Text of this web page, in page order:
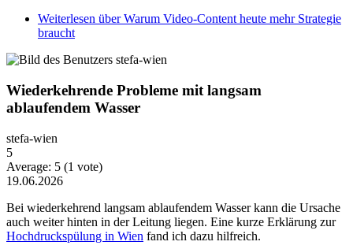
Weiterlesen über Warum Video-Content heute mehr Strategie
braucht
Wiederkehrende Probleme mit langsam
ablaufendem Wasser
stefa-wien
5
Average: 5 (1 vote)
19.06.2026
Bei wiederkehrend langsam ablaufendem Wasser kann die Ursache
auch weiter hinten in der Leitung liegen. Eine kurze Erklärung zur
Hochdruckspülung in Wien fand ich dazu hilfreich.